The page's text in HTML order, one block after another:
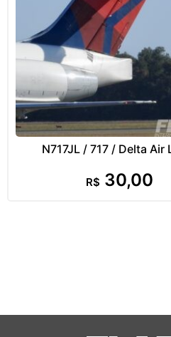
N717JL / 717 / Delta Air
R$ 30,00